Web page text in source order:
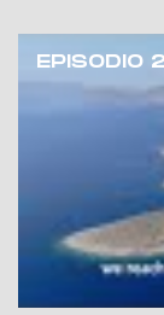
EPISODIO